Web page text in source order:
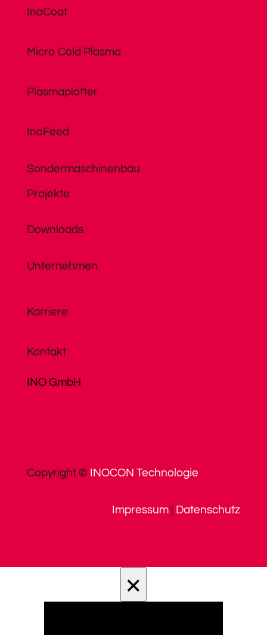
InoCoat
Micro Cold Plasma
Plasmaplotter
InoFeed
Sondermaschinenbau
Projekte
Downloads
Unternehmen
Karriere
Kontakt
INO GmbH
Copyright © INOCON Technologie
Impressum Datenschutz
×